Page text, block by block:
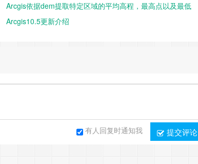
Arcgis依据dem提取特定区域的平均高程，最高点以及最低
Arcgis10.5更新介绍
提交评论
有人回复时通知我